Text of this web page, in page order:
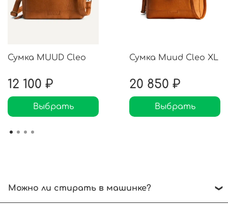
Сумка MUUD Cleo
12 100 ₽
Выбрать
Сумка Muud Cleo XL
20 850 ₽
Выбрать
Можно ли стирать в машинке?